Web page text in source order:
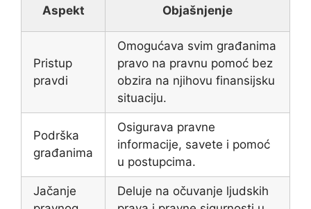
Aspekt Objašnjenje
Pristup
pravdi
Omogućava svim građanima
pravo na pravnu pomoć bez
obzira na njihovu finansijsku
situaciju.
Podrška
građanima
Osigurava pravne
informacije, savete i pomoć
u postupcima.
Jačanje
Deluje na očuvanje ljudskih